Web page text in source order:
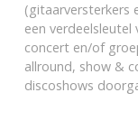
(gitaarversterkers
een
concert en/of
allround, show &
discoshows